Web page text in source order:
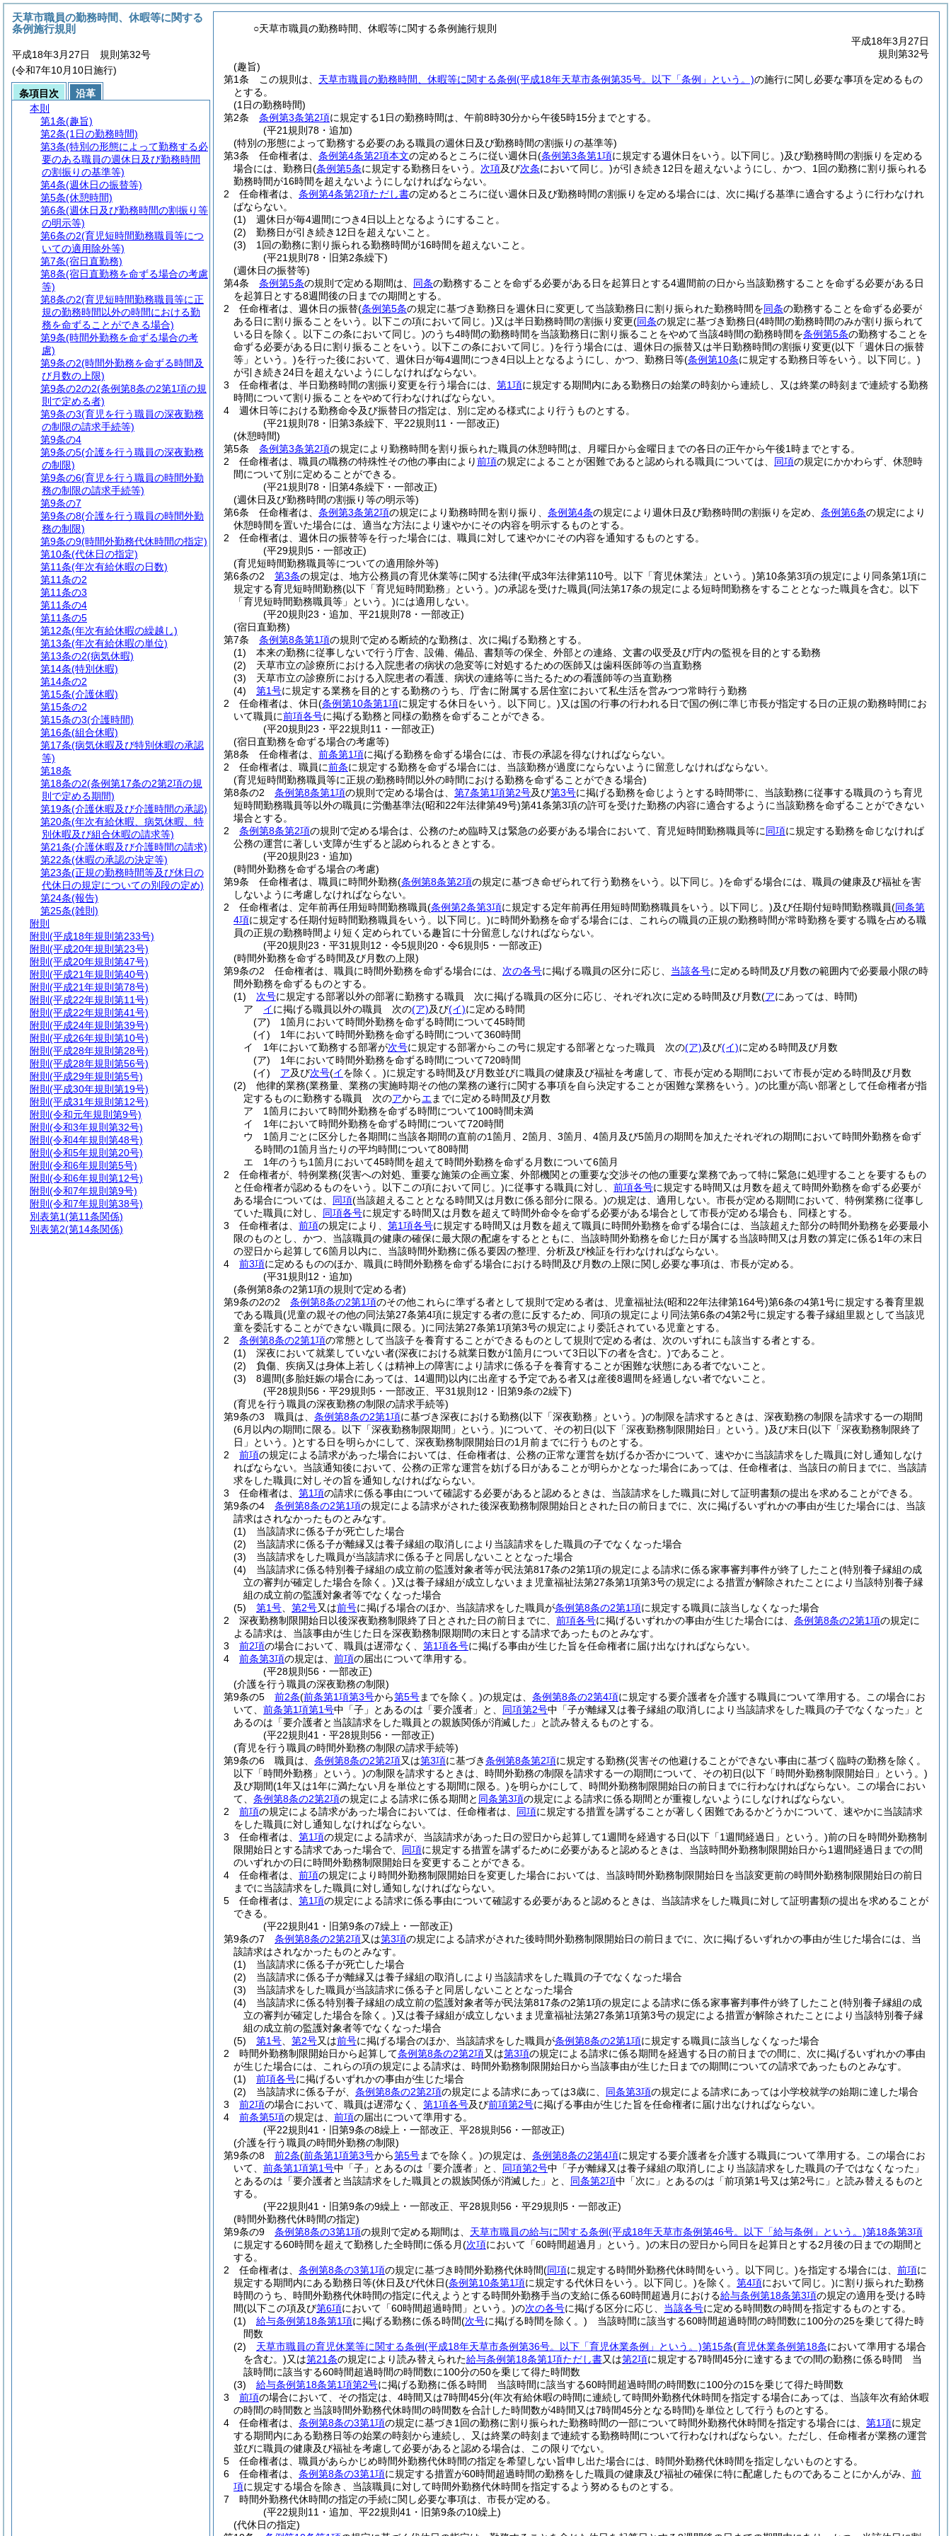
○天草市職員の勤務時間、休暇等に関する条例施行規則
平成18年3月27日
規則第32号
(趣旨)
第1条
この規則は、 天草市職員の勤務時間、休暇等に関する条例(平成18年天草市条例第35号。以下「条例」という。)の施行に関し必要な事項を定めるもの
とする。
(1日の勤務時間)
第2条
条例第3条第2項に規定する1日の勤務時間は、午前8時30分から午後5時15分までとする。
(平21規則78・追加)
(特別の形態によって勤務する必要のある職員の週休日及び勤務時間の割振りの基準等)
第3条
任命権者は、 条例第4条第2項本文の定めるところに従い週休日(条例第3条第1項に規定する週休日をいう。以下同じ。)及び勤務時間の割振りを定める
場合には、勤務日(条例第5条に規定する勤務日をいう。 次項及び次条において同じ。)が引き続き12日を超えないようにし、かつ、1回の勤務に割り振られる
勤務時間が16時間を超えないようにしなければならない。
2
任命権者は、 条例第4条第2項ただし書の定めるところに従い週休日及び勤務時間の割振りを定める場合には、次に掲げる基準に適合するように行わなけれ
ばならない。
(1)
週休日が毎4週間につき4日以上となるようにすること。
(2)
勤務日が引き続き12日を超えないこと。
(3)
1回の勤務に割り振られる勤務時間が16時間を超えないこと。
(平21規則78・旧第2条繰下)
(週休日の振替等)
第4条
条例第5条の規則で定める期間は、 同条の勤務することを命ずる必要がある日を起算日とする4週間前の日から当該勤務することを命ずる必要がある日
を起算日とする8週間後の日までの期間とする。
2
任命権者は、週休日の振替(条例第5条の規定に基づき勤務日を週休日に変更して当該勤務日に割り振られた勤務時間を同条の勤務することを命ずる必要が
ある日に割り振ることをいう。以下この項において同じ。)又は半日勤務時間の割振り変更(同条の規定に基づき勤務日(4時間の勤務時間のみが割り振られて
いる日を除く。以下この条において同じ。)のうち4時間の勤務時間を当該勤務日に割り振ることをやめて当該4時間の勤務時間を条例第5条の勤務することを
命ずる必要がある日に割り振ることをいう。以下この条において同じ。)を行う場合には、週休日の振替又は半日勤務時間の割振り変更(以下「週休日の振替
等」という。)を行った後において、週休日が毎4週間につき4日以上となるようにし、かつ、勤務日等(条例第10条に規定する勤務日等をいう。以下同じ。)
が引き続き24日を超えないようにしなければならない。
3
任命権者は、半日勤務時間の割振り変更を行う場合には、 第1項に規定する期間内にある勤務日の始業の時刻から連続し、又は終業の時刻まで連続する勤務
時間について割り振ることをやめて行わなければならない。
4
週休日等における勤務命令及び振替日の指定は、別に定める様式により行うものとする。
(平21規則78・旧第3条繰下、平22規則11・一部改正)
(休憩時間)
第5条
条例第3条第2項の規定により勤務時間を割り振られた職員の休憩時間は、月曜日から金曜日までの各日の正午から午後1時までとする。
2
任命権者は、職員の職務の特殊性その他の事由により前項の規定によることが困難であると認められる職員については、 同項の規定にかかわらず、休憩時
間について別に定めることができる。
(平21規則78・旧第4条繰下・一部改正)
(週休日及び勤務時間の割振り等の明示等)
第6条
任命権者は、 条例第3条第2項の規定により勤務時間を割り振り、 条例第4条の規定により週休日及び勤務時間の割振りを定め、 条例第6条の規定により
休憩時間を置いた場合には、適当な方法により速やかにその内容を明示するものとする。
2
任命権者は、週休日の振替等を行った場合には、職員に対して速やかにその内容を通知するものとする。
(平29規則5・一部改正)
(育児短時間勤務職員等についての適用除外等)
第6条の2
第3条の規定は、地方公務員の育児休業等に関する法律(平成3年法律第110号。以下「育児休業法」という。)第10条第3項の規定により同条第1項に
規定する育児短時間勤務(以下「育児短時間勤務」という。)の承認を受けた職員(同法第17条の規定による短時間勤務をすることとなった職員を含む。以下
「育児短時間勤務職員等」という。)には適用しない。
(平20規則23・追加、平21規則78・一部改正)
(宿日直勤務)
第7条
条例第8条第1項の規則で定める断続的な勤務は、次に掲げる勤務とする。
(1)
本来の勤務に従事しないで行う庁舎、設備、備品、書類等の保全、外部との連絡、文書の収受及び庁内の監視を目的とする勤務
(2)
天草市立の診療所における入院患者の病状の急変等に対処するための医師又は歯科医師等の当直勤務
(3)
天草市立の診療所における入院患者の看護、病状の連絡等に当たるための看護師等の当直勤務
(4)
第1号に規定する業務を目的とする勤務のうち、庁舎に附属する居住室において私生活を営みつつ常時行う勤務
2
任命権者は、休日(条例第10条第1項に規定する休日をいう。以下同じ。)又は国の行事の行われる日で国の例に準じ市長が指定する日の正規の勤務時間にお
いて職員に前項各号に掲げる勤務と同様の勤務を命ずることができる。
(平20規則23・平22規則11・一部改正)
(宿日直勤務を命ずる場合の考慮等)
第8条
任命権者は、 前条第1項に掲げる勤務を命ずる場合には、市長の承認を得なければならない。
2
任命権者は、職員に前条に規定する勤務を命ずる場合には、当該勤務が過度にならないように留意しなければならない。
(育児短時間勤務職員等に正規の勤務時間以外の時間における勤務を命ずることができる場合)
第8条の2
条例第8条第1項の規則で定める場合は、 第7条第1項第2号及び第3号に掲げる勤務を命じようとする時間帯に、当該勤務に従事する職員のうち育児
短時間勤務職員等以外の職員に労働基準法(昭和22年法律第49号)第41条第3項の許可を受けた勤務の内容に適合するように当該勤務を命ずることができない
場合とする。
2
条例第8条第2項の規則で定める場合は、公務のため臨時又は緊急の必要がある場合において、育児短時間勤務職員等に同項に規定する勤務を命じなければ
公務の運営に著しい支障が生ずると認められるときとする。
(平20規則23・追加)
(時間外勤務を命ずる場合の考慮)
第9条
任命権者は、職員に時間外勤務(条例第8条第2項の規定に基づき命ぜられて行う勤務をいう。以下同じ。)を命ずる場合には、職員の健康及び福祉を害
しないように考慮しなければならない。
2
任命権者は、定年前再任用短時間勤務職員(条例第2条第3項に規定する定年前再任用短時間勤務職員をいう。以下同じ。)及び任期付短時間勤務職員(同条第
4項に規定する任期付短時間勤務職員をいう。以下同じ。)に時間外勤務を命ずる場合には、これらの職員の正規の勤務時間が常時勤務を要する職を占める職
員の正規の勤務時間より短く定められている趣旨に十分留意しなければならない。
(平20規則23・平31規則12・令5規則20・令6規則5・一部改正)
(時間外勤務を命ずる時間及び月数の上限)
第9条の2
任命権者は、職員に時間外勤務を命ずる場合には、 次の各号に掲げる職員の区分に応じ、 当該各号に定める時間及び月数の範囲内で必要最小限の時
間外勤務を命ずるものとする。
(1)
次号に規定する部署以外の部署に勤務する職員 次に掲げる職員の区分に応じ、それぞれ次に定める時間及び月数(アにあっては、時間)
ア
イに掲げる職員以外の職員 次の(ア)及び(イ)に定める時間
(ア)
1箇月において時間外勤務を命ずる時間について45時間
(イ)
1年において時間外勤務を命ずる時間について360時間
イ
1年において勤務する部署が次号に規定する部署からこの号に規定する部署となった職員 次の(ア)及び(イ)に定める時間及び月数
(ア)
1年において時間外勤務を命ずる時間について720時間
(イ)
ア及び次号(イを除く。)に規定する時間及び月数並びに職員の健康及び福祉を考慮して、市長が定める期間において市長が定める時間及び月数
(2)
他律的業務(業務量、業務の実施時期その他の業務の遂行に関する事項を自ら決定することが困難な業務をいう。)の比重が高い部署として任命権者が指
定するものに勤務する職員 次のアからエ までに定める時間及び月数
ア
1箇月において時間外勤務を命ずる時間について100時間未満
イ
1年において時間外勤務を命ずる時間について720時間
ウ
1箇月ごとに区分した各期間に当該各期間の直前の1箇月、2箇月、3箇月、4箇月及び5箇月の期間を加えたそれぞれの期間において時間外勤務を命ず
る時間の1箇月当たりの平均時間について80時間
エ
1年のうち1箇月において45時間を超えて時間外勤務を命ずる月数について6箇月
2
任命権者が、特例業務(災害への対処、重要な施策の企画立案、外部機関との重要な交渉その他の重要な業務であって特に緊急に処理することを要するもの
と任命権者が認めるものをいう。以下この項において同じ。)に従事する職員に対し、 前項各号に規定する時間又は月数を超えて時間外勤務を命ずる必要が
ある場合については、 同項(当該超えることとなる時間又は月数に係る部分に限る。)の規定は、適用しない。 市長が定める期間において、特例業務に従事し
ていた職員に対し、 同項各号に規定する時間又は月数を超えて時間外命令を命ずる必要がある場合として市長が定める場合も、同様とする。
3
任命権者は、 前項の規定により、 第1項各号に規定する時間又は月数を超えて職員に時間外勤務を命ずる場合には、当該超えた部分の時間外勤務を必要最小
限のものとし、かつ、当該職員の健康の確保に最大限の配慮をするとともに、当該時間外勤務を命じた日が属する当該時間又は月数の算定に係る1年の末日
の翌日から起算して6箇月以内に、当該時間外勤務に係る要因の整理、分析及び検証を行わなければならない。
4
前3項に定めるもののほか、職員に時間外勤務を命ずる場合における時間及び月数の上限に関し必要な事項は、市長が定める。
(平31規則12・追加)
(条例第8条の2第1項の規則で定める者)
第9条の2の2
条例第8条の2第1項のその他これらに準ずる者として規則で定める者は、児童福祉法(昭和22年法律第164号)第6条の4第1号に規定する養育里親
である職員(児童の親その他の同法第27条第4項に規定する者の意に反するため、同項の規定により同法第6条の4第2号に規定する養子縁組里親として当該児
童を委託することができない職員に限る。)に同法第27条第1項第3号の規定により委託されている児童とする。
2
条例第8条の2第1項の常態として当該子を養育することができるものとして規則で定める者は、次のいずれにも該当する者とする。
(1)
深夜において就業していない者(深夜における就業日数が1箇月について3日以下の者を含む。)であること。
(2)
負傷、疾病又は身体上若しくは精神上の障害により請求に係る子を養育することが困難な状態にある者でないこと。
(3)
8週間(多胎妊娠の場合にあっては、14週間)以内に出産する予定である者又は産後8週間を経過しない者でないこと。
(平28規則56・平29規則5・一部改正、平31規則12・旧第9条の2繰下)
(育児を行う職員の深夜勤務の制限の請求手続等)
第9条の3
職員は、 条例第8条の2第1項に基づき深夜における勤務(以下「深夜勤務」という。)の制限を請求するときは、深夜勤務の制限を請求する一の期間
(6月以内の期間に限る。以下「深夜勤務制限期間」という。)について、その初日(以下「深夜勤務制限開始日」という。)及び末日(以下「深夜勤務制限終了
日」という。)とする日を明らかにして、深夜勤務制限開始日の1月前までに行うものとする。
2
前項の規定による請求があった場合においては、任命権者は、公務の正常な運営を妨げるか否かについて、速やかに当該請求をした職員に対し通知しなけ
ればならない。 当該通知後において、公務の正常な運営を妨げる日があることが明らかとなった場合にあっては、任命権者は、当該日の前日までに、当該請
求をした職員に対しその旨を通知しなければならない。
3
任命権者は、 第1項の請求に係る事由について確認する必要があると認めるときは、当該請求をした職員に対して証明書類の提出を求めることができる。
第9条の4
条例第8条の2第1項の規定による請求がされた後深夜勤務制限開始日とされた日の前日までに、次に掲げるいずれかの事由が生じた場合には、当該
請求はされなかったものとみなす。
(1)
当該請求に係る子が死亡した場合
(2)
当該請求に係る子が離縁又は養子縁組の取消しにより当該請求をした職員の子でなくなった場合
(3)
当該請求をした職員が当該請求に係る子と同居しないこととなった場合
(4)
当該請求に係る特別養子縁組の成立前の監護対象者等が民法第817条の2第1項の規定による請求に係る家事審判事件が終了したこと(特別養子縁組の成
立の審判が確定した場合を除く。)又は養子縁組が成立しないまま児童福祉法第27条第1項第3号の規定による措置が解除されたことにより当該特別養子縁
組の成立前の監護対象者等でなくなった場合
(5)
第1号 第2号又は前号に掲げる場合のほか、当該請求をした職員が条例第8条の2第1項に規定する職員に該当しなくなった場合
2
深夜勤務制限開始日以後深夜勤務制限終了日とされた日の前日までに、 前項各号に掲げるいずれかの事由が生じた場合には、 条例第8条の2第1項の規定に
よる請求は、当該事由が生じた日を深夜勤務制限期間の末日とする請求であったものとみなす。
3
前2項の場合において、職員は遅滞なく、 第1項各号に掲げる事由が生じた旨を任命権者に届け出なければならない。
4
前条第3項の規定は、 前項の届出について準用する。
(平28規則56・一部改正)
(介護を行う職員の深夜勤務の制限)
第9条の5
前2条(前条第1項第3号から第5号までを除く。)の規定は、 条例第8条の2第4項に規定する要介護者を介護する職員について準用する。
この場合にお
いて、 前条第1項第1号中「子」とあるのは「要介護者」と、 同項第2号中「子が離縁又は養子縁組の取消しにより当該請求をした職員の子でなくなった」と
あるのは「要介護者と当該請求をした職員との親族関係が消滅した」と読み替えるものとする。
(平22規則41・平28規則56・一部改正)
(育児を行う職員の時間外勤務の制限の請求手続等)
第9条の6
職員は、 条例第8条の2第2項又は第3項に基づき条例第8条第2項に規定する勤務(災害その他避けることができない事由に基づく臨時の勤務を除く。
以下「時間外勤務」という。)の制限を請求するときは、時間外勤務の制限を請求する一の期間について、その初日(以下「時間外勤務制限開始日」という。)
及び期間(1年又は1年に満たない月を単位とする期間に限る。)を明らかにして、時間外勤務制限開始日の前日までに行わなければならない。
この場合におい
て、 条例第8条の2第2項の規定による請求に係る期間と 同条第3項の規定による請求に係る期間とが重複しないようにしなければならない。
2
前項の規定による請求があった場合においては、任命権者は、 同項に規定する措置を講ずることが著しく困難であるかどうかについて、速やかに当該請求
をした職員に対し通知しなければならない。
3
任命権者は、 第1項の規定による請求が、当該請求があった日の翌日から起算して1週間を経過する日(以下「1週間経過日」という。)前の日を時間外勤務制
限開始日とする請求であった場合で、 同項に規定する措置を講ずるために必要があると認めるときは、当該時間外勤務制限開始日から1週間経過日までの間
のいずれかの日に時間外勤務制限開始日を変更することができる。
4
任命権者は、 前項の規定により時間外勤務制限開始日を変更した場合においては、当該時間外勤務制限開始日を当該変更前の時間外勤務制限開始日の前日
までに当該請求をした職員に対し通知しなければならない。
5
任命権者は、 第1項の規定による請求に係る事由について確認する必要があると認めるときは、当該請求をした職員に対して証明書類の提出を求めることが
できる。
(平22規則41・旧第9条の7繰上・一部改正)
第9条の7
条例第8条の2第2項又は第3項の規定による請求がされた後時間外勤務制限開始日の前日までに、次に掲げるいずれかの事由が生じた場合には、当
該請求はされなかったものとみなす。
(1)
当該請求に係る子が死亡した場合
(2)
当該請求に係る子が離縁又は養子縁組の取消しにより当該請求をした職員の子でなくなった場合
(3)
当該請求をした職員が当該請求に係る子と同居しないこととなった場合
(4)
当該請求に係る特別養子縁組の成立前の監護対象者等が民法第817条の2第1項の規定による請求に係る家事審判事件が終了したこと(特別養子縁組の成
立の審判が確定した場合を除く。)又は養子縁組が成立しないまま児童福祉法第27条第1項第3号の規定による措置が解除されたことにより当該特別養子縁
組の成立前の監護対象者等でなくなった場合
(5)
第1号 第2号又は前号に掲げる場合のほか、当該請求をした職員が条例第8条の2第1項に規定する職員に該当しなくなった場合
2
時間外勤務制限開始日から起算して条例第8条の2第2項又は第3項の規定による請求に係る期間を経過する日の前日までの間に、次に掲げるいずれかの事由
が生じた場合には、これらの項の規定による請求は、時間外勤務制限開始日から当該事由が生じた日までの期間についての請求であったものとみなす。
(1)
前項各号に掲げるいずれかの事由が生じた場合
(2)
当該請求に係る子が、 条例第8条の2第2項の規定による請求にあっては3歳に、 同条第3項の規定による請求にあっては小学校就学の始期に達した場合
3
前2項の場合において、職員は遅滞なく、 第1項各号及び前項第2号に掲げる事由が生じた旨を任命権者に届け出なければならない。
4
前条第5項の規定は、 前項の届出について準用する。
(平22規則41・旧第9条の8繰上・一部改正、平28規則56・一部改正)
(介護を行う職員の時間外勤務の制限)
第9条の8
前2条(前条第1項第3号から第5号までを除く。)の規定は、 条例第8条の2第4項に規定する要介護者を介護する職員について準用する。
この場合にお
いて、 前条第1項第1号中「子」とあるのは「要介護者」と、 同項第2号中「子が離縁又は養子縁組の取消しにより当該請求をした職員の子ではなくなった」
とあるのは「要介護者と当該請求をした職員との親族関係が消滅した」と、 同条第2項中「次に」とあるのは「前項第1号又は第2号に」と読み替えるものと
する。
(平22規則41・旧第9条の9繰上・一部改正、平28規則56・平29規則5・一部改正)
(時間外勤務代休時間の指定)
第9条の9
条例第8条の3第1項の規則で定める期間は、 天草市職員の給与に関する条例(平成18年天草市条例第46号。以下「給与条例」という。)第18条第3項
に規定する60時間を超えて勤務した全時間に係る月(次項において「60時間超過月」という。)の末日の翌日から同日を起算日とする2月後の日までの期間と
する。
2
任命権者は、 条例第8条の3第1項の規定に基づき時間外勤務代休時間(同項に規定する時間外勤務代休時間をいう。以下同じ。)を指定する場合には、 前項に
規定する期間内にある勤務日等(休日及び代休日(条例第10条第1項に規定する代休日をいう。以下同じ。)を除く。 第4項において同じ。)に割り振られた勤務
時間のうち、時間外勤務代休時間の指定に代えようとする時間外勤務手当の支給に係る60時間超過月における給与条例第18条第3項の規定の適用を受ける時
間(以下この項及び第6項において「60時間超過時間」という。)の次の各号に掲げる区分に応じ、 当該各号に定める時間数の時間を指定するものとする。
(1)
給与条例第18条第1項に掲げる勤務に係る時間(次号に掲げる時間を除く。) 当該時間に該当する60時間超過時間の時間数に100分の25を乗じて得た時
間数
(2)
天草市職員の育児休業等に関する条例(平成18年天草市条例第36号。以下「育児休業条例」という。)第15条(育児休業条例第18条において準用する場合
を含む。)又は第21条の規定により読み替えられた給与条例第18条第1項ただし書又は第2項に規定する7時間45分に達するまでの間の勤務に係る時間 当
該時間に該当する60時間超過時間の時間数に100分の50を乗じて得た時間数
(3)
給与条例第18条第1項第2号に掲げる勤務に係る時間 当該時間に該当する60時間超過時間の時間数に100分の15を乗じて得た時間数
3
前項の場合において、その指定は、4時間又は7時間45分(年次有給休暇の時間に連続して時間外勤務代休時間を指定する場合にあっては、当該年次有給休暇
の時間の時間数と当該時間外勤務代休時間の時間数を合計した時間数が4時間又は7時間45分となる時間)を単位として行うものとする。
4
任命権者は、 条例第8条の3第1項の規定に基づき1回の勤務に割り振られた勤務時間の一部について時間外勤務代休時間を指定する場合には、 第1項に規定
する期間内にある勤務日等の始業の時刻から連続し、又は終業の時刻まで連続する勤務時間について行わなければならない。 ただし、任命権者が業務の運営
並びに職員の健康及び福祉を考慮して必要があると認める場合は、この限りでない。
5
任命権者は、職員があらかじめ時間外勤務代休時間の指定を希望しない旨申し出た場合には、時間外勤務代休時間を指定しないものとする。
6
任命権者は、 条例第8条の3第1項に規定する措置が60時間超過時間の勤務をした職員の健康及び福祉の確保に特に配慮したものであることにかんがみ、 前
項に規定する場合を除き、当該職員に対して時間外勤務代休時間を指定するよう努めるものとする。
7
時間外勤務代休時間の指定の手続に関し必要な事項は、市長が定める。
(平22規則11・追加、平22規則41・旧第9条の10繰上)
(代休日の指定)
天草市職員の勤務時間、休暇等に関する
条例施行規則
平成18年3月27日 規則第32号
(令和7年10月10日施行)
条項目次
沿革
本則
第1条(趣旨)
第2条(1日の勤務時間)
第3条(特別の形態によって勤務する必
要のある職員の週休日及び勤務時間
の割振りの基準等)
第4条(週休日の振替等)
第5条(休憩時間)
第6条(週休日及び勤務時間の割振り等
の明示等)
第6条の2(育児短時間勤務職員等につ
いての適用除外等)
第7条(宿日直勤務)
第8条(宿日直勤務を命ずる場合の考慮
等)
第8条の2(育児短時間勤務職員等に正
規の勤務時間以外の時間における勤
務を命ずることができる場合)
第9条(時間外勤務を命ずる場合の考
慮)
第9条の2(時間外勤務を命ずる時間及
び月数の上限)
第9条の2の2(条例第8条の2第1項の規
則で定める者)
第9条の3(育児を行う職員の深夜勤務
の制限の請求手続等)
第9条の4
第9条の5(介護を行う職員の深夜勤務
の制限)
第9条の6(育児を行う職員の時間外勤
務の制限の請求手続等)
第9条の7
第9条の8(介護を行う職員の時間外勤
務の制限)
第9条の9(時間外勤務代休時間の指定)
第10条(代休日の指定)
第11条(年次有給休暇の日数)
第11条の2
第11条の3
第11条の4
第11条の5
第12条(年次有給休暇の繰越し)
第13条(年次有給休暇の単位)
第13条の2(病気休暇)
第14条(特別休暇)
第14条の2
第15条(介護休暇)
第15条の2
第15条の3(介護時間)
第16条(組合休暇)
第17条(病気休暇及び特別休暇の承認
等)
第18条
第18条の2(条例第17条の2第2項の規
則で定める期間)
第19条(介護休暇及び介護時間の承認)
第20条(年次有給休暇、病気休暇、特
別休暇及び組合休暇の請求等)
第21条(介護休暇及び介護時間の請求)
第22条(休暇の承認の決定等)
第23条(正規の勤務時間等及び休日の
代休日の規定についての別段の定め)
第24条(報告)
第25条(雑則)
附則
附則 (平成18年規則第233号)
附則 (平成20年規則第23号)
附則 (平成20年規則第47号)
附則 (平成21年規則第40号)
附則 (平成21年規則第78号)
附則 (平成22年規則第11号)
附則 (平成22年規則第41号)
附則 (平成24年規則第39号)
附則 (平成26年規則第10号)
附則 (平成28年規則第28号)
附則 (平成28年規則第56号)
附則 (平成29年規則第5号)
附則 (平成30年規則第19号)
附則 (平成31年規則第12号)
附則 (令和元年規則第9号)
附則 (令和3年規則第32号)
附則 (令和4年規則第48号)
附則 (令和5年規則第20号)
附則 (令和6年規則第5号)
附則 (令和6年規則第12号)
附則 (令和7年規則第9号)
附則 (令和7年規則第38号)
別表第1(第11条関係)
別表第2(第14条関係)